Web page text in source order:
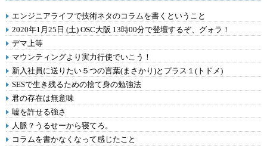
エンジニアライフで技術ネタのコラムを書くということ
2020年1月25日 (土) OSC大阪 13時00分で登壇するぞ、グォラ！
デマ上等
マウンティングより実力行使でいこう！
新入社員に送りたい５つの言葉(まさかり)とプラス１(トドメ)
SESで生き残るための捨て身の勉強法
君の存在は無意味
嘘を許せる強さ
人脈？うるせーから寝てろ。
コラムを書かなくなって感じたこと